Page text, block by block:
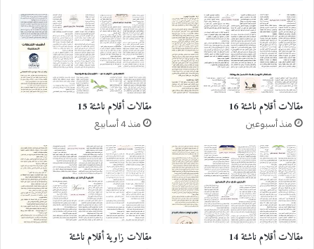
مقالات أقلام ناشئة 16
منذ أسبوعين
مقالات أقلام ناشئة 15
منذ 4 أسابيع
مقالات أقلام ناشئة 14 مقالات زاوية أقلام ناشئة